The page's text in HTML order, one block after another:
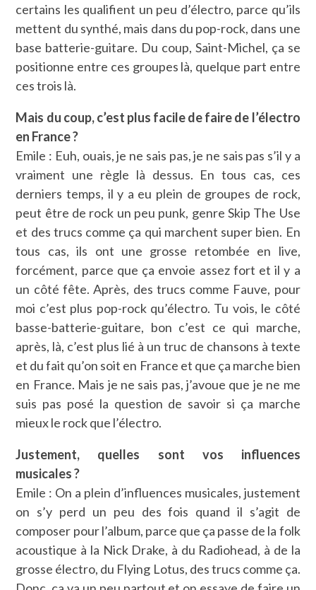
certains les qualifient un peu d’électro, parce qu’ils
mettent du synthé, mais dans du pop-rock, dans une
base batterie-guitare. Du coup, Saint-Michel, ça se
positionne entre ces groupes là, quelque part entre
ces trois là.
Mais du coup, c’est plus facile de faire de l’électro
en France ?
Emile : Euh, ouais, je ne sais pas, je ne sais pas s’il y a
vraiment une règle là dessus. En tous cas, ces
derniers temps, il y a eu plein de groupes de rock,
peut être de rock un peu punk, genre Skip The Use
et des trucs comme ça qui marchent super bien. En
tous cas, ils ont une grosse retombée en live,
forcément, parce que ça envoie assez fort et il y a
un côté fête. Après, des trucs comme Fauve, pour
moi c’est plus pop-rock qu’électro. Tu vois, le côté
basse-batterie-guitare, bon c’est ce qui marche,
après, là, c’est plus lié à un truc de chansons à texte
et du fait qu’on soit en France et que ça marche bien
en France. Mais je ne sais pas, j’avoue que je ne me
suis pas posé la question de savoir si ça marche
mieux le rock que l’électro.
Justement, quelles sont vos influences
musicales ?
Emile : On a plein d’influences musicales, justement
on s’y perd un peu des fois quand il s’agit de
composer pour l’album, parce que ça passe de la folk
acoustique à la Nick Drake, à du Radiohead, à de la
grosse électro, du Flying Lotus, des trucs comme ça.